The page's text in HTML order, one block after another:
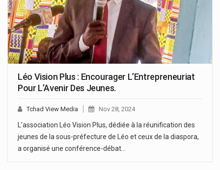
Léo Vision Plus : Encourager L’Entrepreneuriat
Pour L’Avenir Des Jeunes.
Tchad View Media Nov 28, 2024
L’association Léo Vision Plus, dédiée à la réunification des
jeunes de la sous-préfecture de Léo et ceux de la diaspora,
a organisé une conférence-débat…